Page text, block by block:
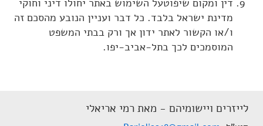
דין ומקום שיפוטעל השימוש באתר יחולו דיני וחוקי
מדינת ישראל בלבד. כל דבר ועניין הנובע מהסכם זה
ו/או הקשור לאתר ידון אך ורק בבתי המשפט
המוסמכים לכך בתל-אביב-יפו.
לייזרים ויישומיהם - מאת רמי אריאלי